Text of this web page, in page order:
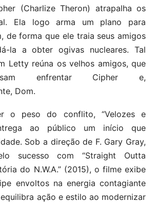
(Charlize Theron) atrapalha os
Ela logo arma um plano para
de forma que ele traia seus amigos
la a obter ogivas nucleares. Tal
Letty reúna os velhos amigos, que
enfrentar Cipher e,
Dom.
o peso do conflito, “Velozes e
ao público um início que
Sob a direção de F. Gary Gray,
sucesso com “Straight Outta
do N.W.A.” (2015), o filme exibe
envoltos na energia contagiante
ação e estilo ao modernizar